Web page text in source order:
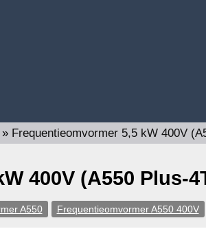
» Frequentieomvormer 5,5 kW 400V
400V (A550 Plus-
A550 Frequentieomvormer A550 400V